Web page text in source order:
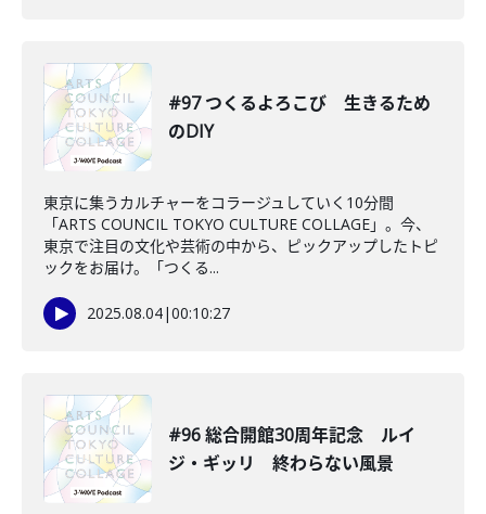
#97 つくるよろこび 生きるため
のDIY
東京に集うカルチャーをコラージュしていく10分間
「ARTS COUNCIL TOKYO CULTURE COLLAGE」。今、
東京で注目の文化や芸術の中から、ピックアップしたトピ
ックをお届け。「つくる...
2025.08.04|00:10:27
#96 総合開館30周年記念 ルイ
ジ・ギッリ 終わらない風景